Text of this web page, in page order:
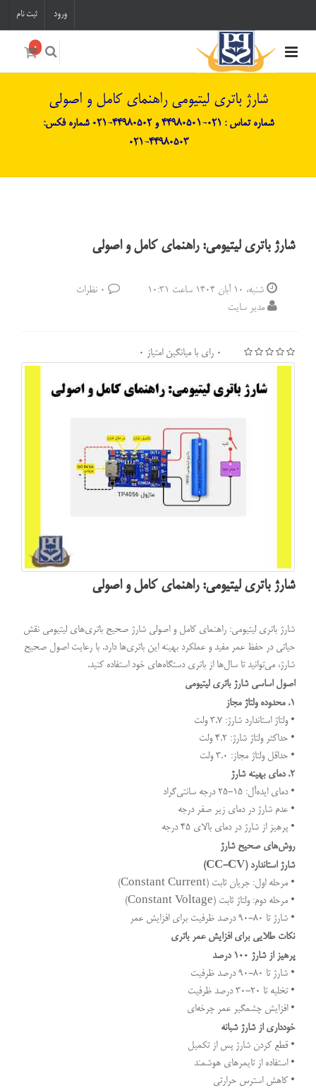
ورود ثبت نام
0
شارژ باتری لیتیومی راهنمای کامل و اصولی
شماره تماس : 021-44980501 و 44980502-021 شماره فکس:
44980503-021
شارژ باتری لیتیومی: راهنمای کامل و اصولی
شنبه، 10 آبان 1404 ساعت 10:31
0 نظرات
مدیر سایت
0 رای با میانگین امتیاز 0
شارژ باتری لیتیومی: راهنمای کامل و اصولی
شارژ باتری لیتیومی: راهنمای کامل و اصولی شارژ صحیح باتری‌های لیتیومی نقش
حیاتی در حفظ عمر مفید و عملکرد بهینه این باتری‌ها دارد. با رعایت اصول صحیح
شارژ، می‌توانید تا سال‌ها از باتری دستگاه‌های خود استفاده کنید.
اصول اساسی شارژ باتری لیتیومی
۱. محدوده ولتاژ مجاز
• ولتاژ استاندارد شارژ: ۳.۷ ولت
• حداکثر ولتاژ شارژ: ۴.۲ ولت
• حداقل ولتاژ مجاز: ۳.۰ ولت
۲. دمای بهینه شارژ
• دمای ایده‌آل: ۱۵-۲۵ درجه سانتی‌گراد
• عدم شارژ در دمای زیر صفر درجه
• پرهیز از شارژ در دمای بالای ۴۵ درجه
روش‌های صحیح شارژ
شارژ استاندارد (CC-CV)
• مرحله اول: جریان ثابت (Constant Current)
• مرحله دوم: ولتاژ ثابت (Constant Voltage)
• شارژ تا ۸۰-۹۰ درصد ظرفیت برای افزایش عمر
نکات طلایی برای افزایش عمر باتری
پرهیز از شارژ ۱۰۰ درصد
• شارژ تا ۸۰-۹۰ درصد ظرفیت
• تخلیه تا ۲۰-۳۰ درصد ظرفیت
• افزایش چشمگیر عمر چرخه‌ای
خودداری از شارژ شبانه
• قطع کردن شارژ پس از تکمیل
• استفاده از تایمرهای هوشمند
• کاهش استرس حرارتی